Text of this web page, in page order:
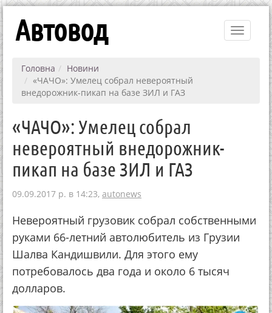
Toggle
Автовод
Головна
Новини
«ЧАЧО»: Умелец собрал невероятный
внедорожник-пикап на базе ЗИЛ и ГАЗ
«ЧАЧО»: Умелец собрал
невероятный внедорожник-
пикап на базе ЗИЛ и ГАЗ
09.09.2017 р. в 14:23, autonews
Невероятный грузовик собрал собственными
руками 66-летний автолюбитель из Грузии
Шалва Кандишвили. Для этого ему
потребовалось два года и около 6 тысяч
долларов.